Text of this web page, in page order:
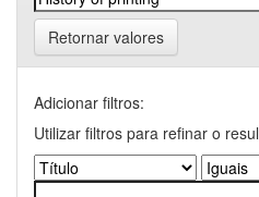
Retornar valores
Adicionar filtros:
Utilizar filtros para refinar o